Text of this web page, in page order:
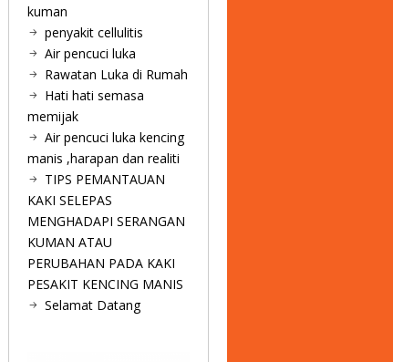
kuman
penyakit cellulitis
Air pencuci luka
Rawatan Luka di Rumah
Hati hati semasa
memijak
Air pencuci luka kencing
manis ,harapan dan realiti
TIPS PEMANTAUAN
KAKI SELEPAS
MENGHADAPI SERANGAN
KUMAN ATAU
PERUBAHAN PADA KAKI
PESAKIT KENCING MANIS
Selamat Datang